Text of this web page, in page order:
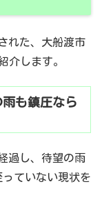
れた、大船渡市
介します。
も鎮圧なら
過し、待望の雨
ていない現状を